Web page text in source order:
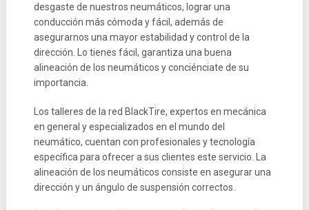
desgaste de nuestros neumáticos, lograr una
conducción más cómoda y fácil, además de
asegurarnos una mayor estabilidad y control de la
dirección. Lo tienes fácil, garantiza una buena
alineación de los neumáticos y conciénciate de su
importancia.
Los talleres de la red BlackTire, expertos en mecánica
en general y especializados en el mundo del
neumático, cuentan con profesionales y tecnología
específica para ofrecer a sus clientes este servicio. La
alineación de los neumáticos consiste en asegurar una
dirección y un ángulo de suspensión correctos.